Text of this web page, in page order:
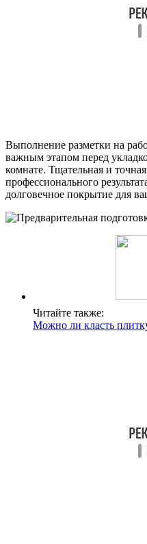
Выполнение разметки на
важным этапом перед
комнате. Тщательная и
профессионального
долговечное покрытие для
Читайте также:
Можно ли класть